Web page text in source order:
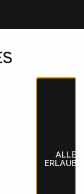
die neuesten
an
den Laced
kuratierte
ALLE
ERLAUBEN